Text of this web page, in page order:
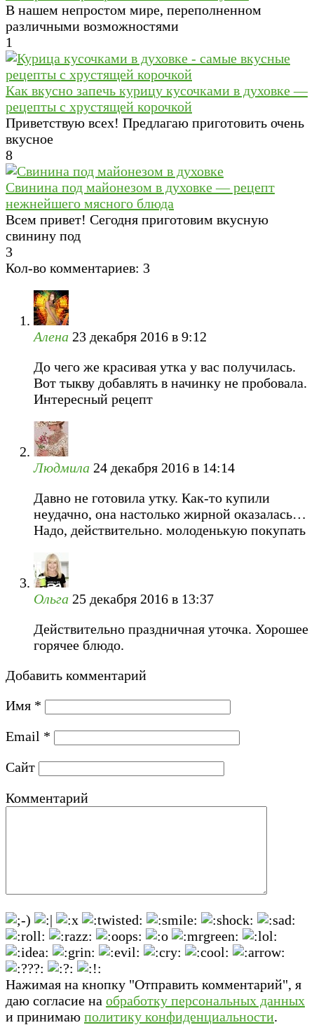
В нашем непростом мире, переполненном
различными возможностями
1
Как вкусно запечь курицу кусочками в духовке —
рецепты с хрустящей корочкой
Приветствую всех! Предлагаю приготовить очень
вкусное
8
Свинина под майонезом в духовке — рецепт
нежнейшего мясного блюда
Всем привет! Сегодня приготовим вкусную
свинину под
3
Кол-во комментариев: 3
Алена 23 декабря 2016 в 9:12
До чего же красивая утка у вас получилась.
Вот тыкву добавлять в начинку не пробовала.
Интересный рецепт
Людмила 24 декабря 2016 в 14:14
Давно не готовила утку. Как-то купили
неудачно, она настолько жирной оказалась…
Надо, действительно. молоденькую покупать
Ольга 25 декабря 2016 в 13:37
Действительно праздничная уточка. Хорошее
горячее блюдо.
Добавить комментарий
Имя *
Email *
Сайт
Комментарий
Нажимая на кнопку "Отправить комментарий", я
даю согласие на обработку персональных данных
и принимаю политику конфиденциальности.